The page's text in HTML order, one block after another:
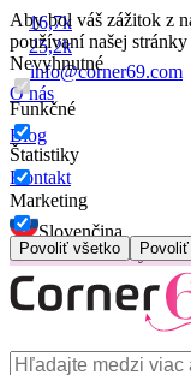
Aby bol váš zážitok z
používaní našej
Nevyhnutné
Funkčné
Štatistiky
Marketing
Povoliť všetko
16,7k
25,2k
info@corner69.com
O nás
Blog
Kontakt
Slovenčina
😽Svakom Klitty: O